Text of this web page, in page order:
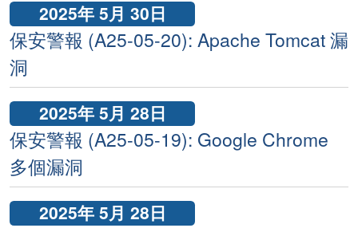
2025年 5月 30日
保安警報 (A25-05-20): Apache Tomcat 漏
洞
2025年 5月 28日
保安警報 (A25-05-19): Google Chrome
多個漏洞
2025年 5月 28日